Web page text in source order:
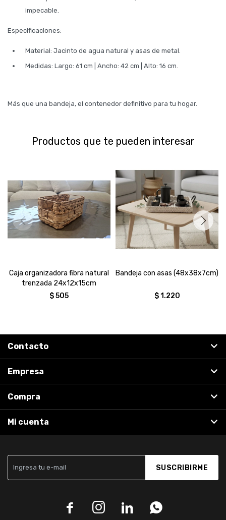
impecable.
Especificaciones:
Material: Jacinto de agua natural y asas de metal.
Medidas: Largo: 61 cm | Ancho: 42 cm | Alto: 16 cm.
Más que una bandeja, el contenedor definitivo para tu hogar.
Productos que te pueden interesar
Caja organizadora fibra natural
trenzada 24x12x15cm
$505
Bandeja con asas (48x38x7cm)
$ 1.220
SUSCRIBIRME
   
Contacto
Empresa
Compra
Mi cuenta